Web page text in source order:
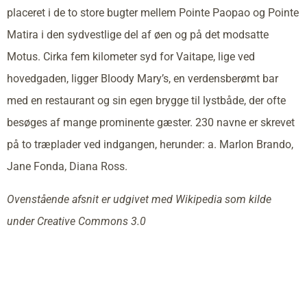
placeret i de to store bugter mellem Pointe Paopao og Pointe
Matira i den sydvestlige del af øen og på det modsatte
Motus. Cirka fem kilometer syd for Vaitape, lige ved
hovedgaden, ligger Bloody Mary’s, en verdensberømt bar
med en restaurant og sin egen brygge til lystbåde, der ofte
besøges af mange prominente gæster. 230 navne er skrevet
på to træplader ved indgangen, herunder: a. Marlon Brando,
Jane Fonda, Diana Ross.
Ovenstående afsnit er udgivet med Wikipedia som kilde
under Creative Commons 3.0